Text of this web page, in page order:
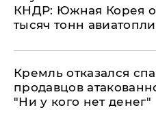
КНДР: Южная Корея
тысяч тонн
Кремль отказался
продавцов
"Ни у кого нет денег"